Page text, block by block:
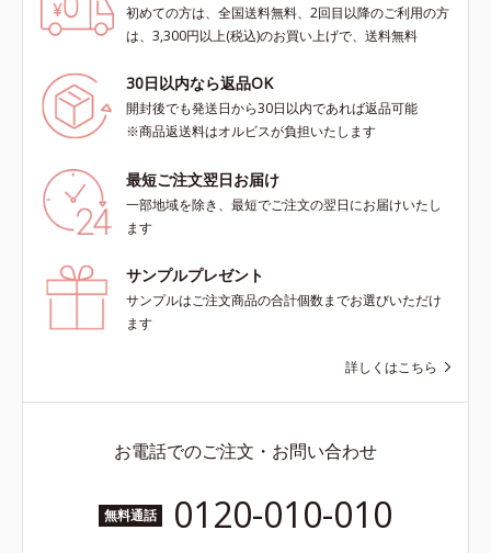
初めての方は、全国送料無料、2回目以降のご利用の方
は、3,300円以上(税込)のお買い上げで、送料無料
30日以内なら返品OK
開封後でも発送日から30日以内であれば返品可能
※商品返送料はオルビスが負担いたします
最短ご注文翌日お届け
一部地域を除き、最短でご注文の翌日にお届けいたし
ます
サンプルプレゼント
サンプルはご注文商品の合計個数までお選びいただけ
ます
詳しくはこちら
お電話でのご注文・お問い合わせ
無料通話 0120-010-010